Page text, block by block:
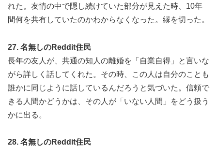
れた。友情の中で隠し続けていた部分が見えた時、10年
間何を共有していたのかわからなくなった。縁を切った。
27. 名無しのReddit住民
長年の友人が、共通の知人の離婚を「自業自得」と言いな
がら詳しく話してくれた。その時、この人は自分のことも
誰かに同じように話しているんだろうと気づいた。信頼で
きる人間かどうかは、その人が「いない人間」をどう扱う
かに出る。
28. 名無しのReddit住民